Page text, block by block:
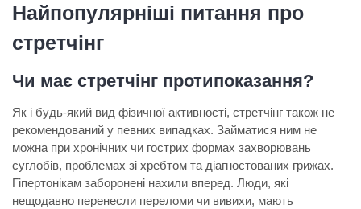
Найпопулярніші питання про
стретчінг
Чи має стретчінг протипоказання?
Як і будь-який вид фізичної активності, стретчінг також не
рекомендований у певних випадках. Займатися ним не
можна при хронічних чи гострих формах захворювань
суглобів, проблемах зі хребтом та діагностованих грижах.
Гіпертонікам заборонені нахили вперед. Люди, які
нещодавно перенесли переломи чи вивихи, мають